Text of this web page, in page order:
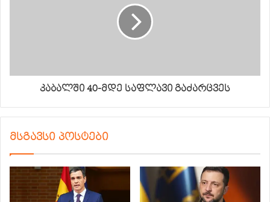
კაბალში 40-მდე საფლავი გაძარცვეს
მსგავსი პოსტები